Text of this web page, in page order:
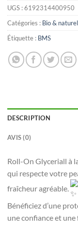
UGS :6192314400950
Catégories : Bio & naturel
Étiquette : BMS
DESCRIPTION
AVIS (0)
Roll-On Glyceriall à
qui respecte votre
fraîcheur agréable.
Bénéficiez d’une
une confiance et